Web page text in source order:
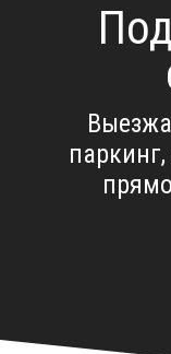
паркинг,